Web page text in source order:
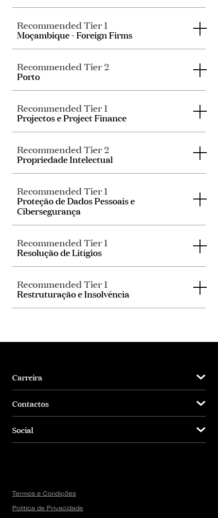
Recommended Tier 1
Moçambique - Foreign Firms
Recommended Tier 2
Porto
Recommended Tier 1
Projectos e Project Finance
Recommended Tier 2
Propriedade Intelectual
Recommended Tier 1
Proteção de Dados Pessoais e
Cibersegurança
Recommended Tier 1
Resolução de Litígios
Recommended Tier 1
Restruturação e Insolvência
Carreira
Contactos
Social
Termos e Condições
Política de Privacidade